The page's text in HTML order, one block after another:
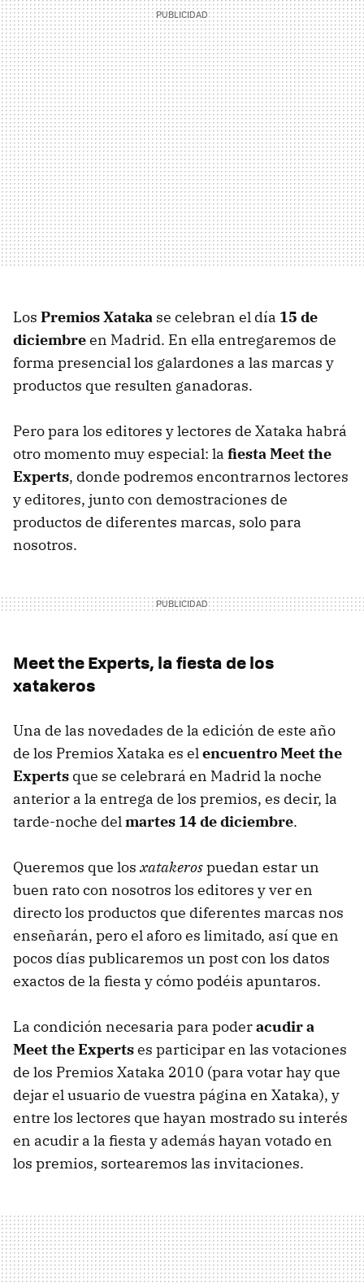
Los Premios Xataka se celebran el día 15 de
diciembreen Madrid. En ella entregaremos de
forma presencial los galardones a las marcas y
productos que resulten ganadoras.
Pero para los editores y lectores de Xataka habrá
otro momento muy especial: la fiesta Meet the
Experts, donde podremos encontrarnos lectores
y editores, junto con demostraciones de
productos de diferentes marcas, solo para
nosotros.
Meet the Experts, la fiesta de los
xatakeros
Una de las novedades de la edición de este año
de los Premios Xataka es elencuentro Meet the
Experts que se celebrará en Madrid la noche
anterior a la entrega de los premios, es decir, la
tarde-noche delmartes 14 de diciembre.
Queremos que los xatakerospuedan estar un
buen rato con nosotros los editores y ver en
directo los productos que diferentes marcas nos
enseñarán, pero el aforo es limitado, así que en
pocos días publicaremos un post con los datos
exactos de la fiesta y cómo podéis apuntaros.
La condición necesaria para poderacudir a
Meet the Expertses participar en las votaciones
de los Premios Xataka 2010 (para votar hay que
dejar el usuario de vuestra página en Xataka), y
entre los lectores que hayan mostrado su interés
en acudir a la fiesta y además hayan votado en
los premios, sortearemos las invitaciones.